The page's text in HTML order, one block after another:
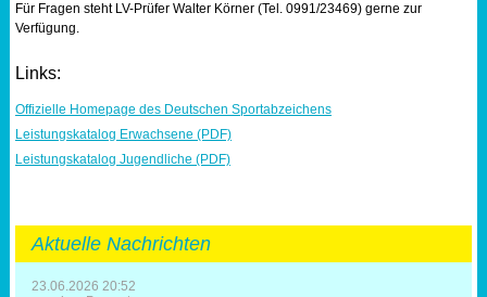
Für Fragen steht LV-Prüfer Walter Körner (Tel. 0991/23469) gerne zur
Verfügung.
Links:
Offizielle Homepage des Deutschen Sportabzeichens
Leistungskatalog Erwachsene (PDF)
Leistungskatalog Jugendliche (PDF)
Aktuelle Nachrichten
23.06.2026 20:52